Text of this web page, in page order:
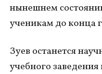
нынешнем
ученикам до конца
Зуев останется
учебного заведения